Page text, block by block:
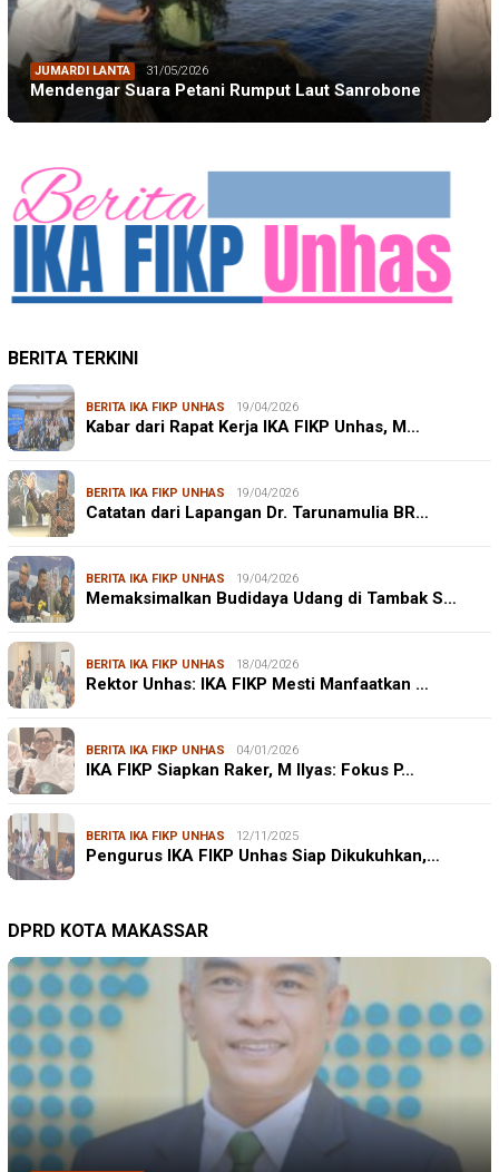
JUMARDI LANTA 31/05/2026
Mendengar Suara Petani Rumput Laut Sanrobone
BERITA TERKINI
BERITA IKA FIKP UNHAS 19/04/2026
Kabar dari Rapat Kerja IKA FIKP Unhas, M…
BERITA IKA FIKP UNHAS 19/04/2026
Catatan dari Lapangan Dr. Tarunamulia BR…
BERITA IKA FIKP UNHAS 19/04/2026
Memaksimalkan Budidaya Udang di Tambak S…
BERITA IKA FIKP UNHAS 18/04/2026
Rektor Unhas: IKA FIKP Mesti Manfaatkan …
BERITA IKA FIKP UNHAS 04/01/2026
IKA FIKP Siapkan Raker, M Ilyas: Fokus P…
BERITA IKA FIKP UNHAS 12/11/2025
Pengurus IKA FIKP Unhas Siap Dikukuhkan,…
DPRD KOTA MAKASSAR